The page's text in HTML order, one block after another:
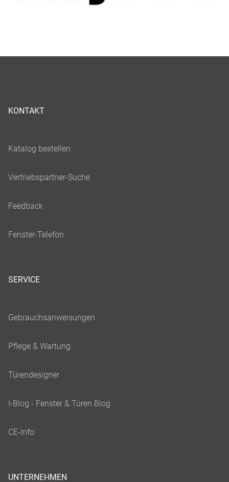
KONTAKT
SERVICE
UNTERNEHMEN